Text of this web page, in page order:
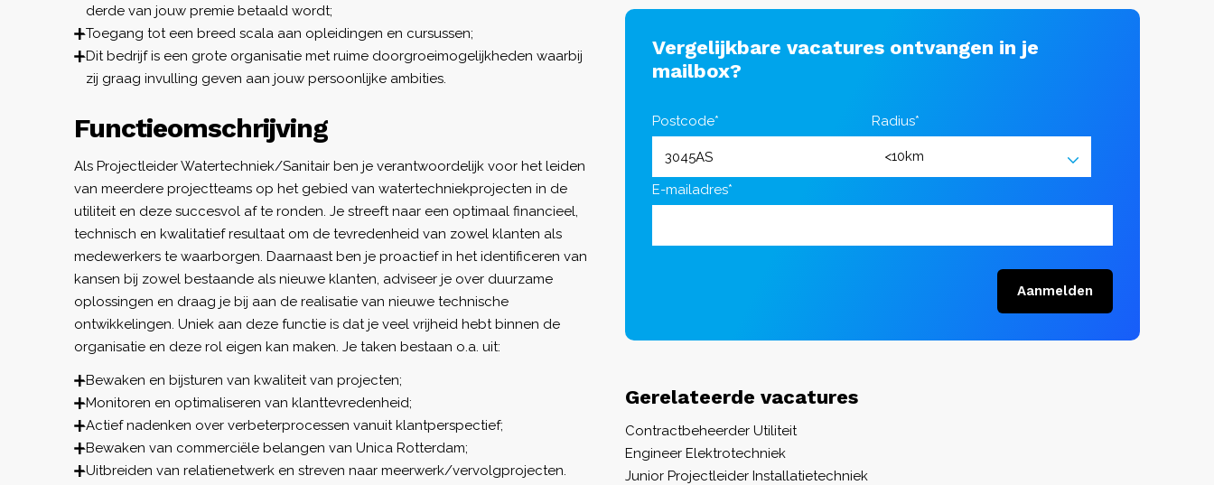
derde van jouw premie betaald wordt;
Toegang tot een breed scala aan opleidingen en cursussen;
Dit bedrijf is een grote organisatie met ruime doorgroeimogelijkheden waarbij
zij graag invulling geven aan jouw persoonlijke ambities.
Functieomschrijving
Als Projectleider Watertechniek/Sanitair ben je verantwoordelijk voor het leiden
van meerdere projectteams op het gebied van watertechniekprojecten in de
utiliteit en deze succesvol af te ronden. Je streeft naar een optimaal financieel,
technisch en kwalitatief resultaat om de tevredenheid van zowel klanten als
medewerkers te waarborgen. Daarnaast ben je proactief in het identificeren van
kansen bij zowel bestaande als nieuwe klanten, adviseer je over duurzame
oplossingen en draag je bij aan de realisatie van nieuwe technische
ontwikkelingen. Uniek aan deze functie is dat je veel vrijheid hebt binnen de
organisatie en deze rol eigen kan maken. Je taken bestaan o.a. uit:
Bewaken en bijsturen van kwaliteit van projecten;
Monitoren en optimaliseren van klanttevredenheid;
Actief nadenken over verbeterprocessen vanuit klantperspectief;
Bewaken van commerciële belangen van Unica Rotterdam;
Uitbreiden van relatienetwerk en streven naar meerwerk/vervolgprojecten.
Vergelijkbare vacatures ontvangen in je
mailbox?
Postcode* Radius*
E-mailadres*
Aanmelden
Gerelateerde vacatures
Contractbeheerder Utiliteit
Engineer Elektrotechniek
Junior Projectleider Installatietechniek